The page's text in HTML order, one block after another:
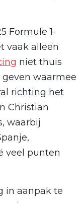
Formule 1-
vaak alleen
niet thuis
waarmee
richting het
Christian
waarbij
veel punten
in aanpak te